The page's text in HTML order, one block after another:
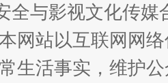
全与影视文化传
网站以互联网网
生活事实，维护